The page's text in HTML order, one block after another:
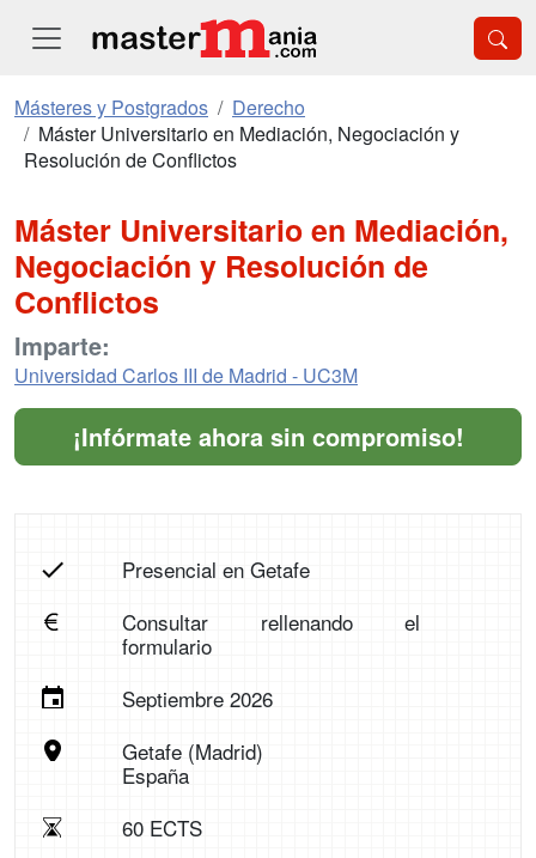
Másteres y Postgrados
Derecho
Máster Universitario en Mediación, Negociación y
Resolución de Conflictos
Máster Universitario en Mediación,
Negociación y Resolución de
Conflictos
Imparte:
Universidad Carlos III de Madrid - UC3M
¡Infórmate ahora sin compromiso!
Presencial en Getafe
Consultar rellenando el
formulario
Septiembre 2026
Getafe (Madrid)
España
60 ECTS